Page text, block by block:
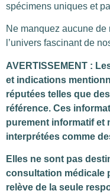
spécimens uniques et
Ne manquez aucune
l’univers fascinant de
AVERTISSEMENT :
et indications
réputées telles que
référence. Ces
purement informatif et
interprétées comme
Elles ne sont pas
consultation médicale
relève de la seule